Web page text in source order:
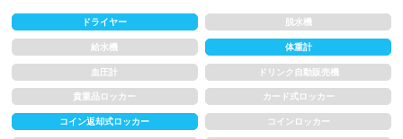
ドライヤー 脱水機
給水機 体重計
血圧計 ドリンク自動販売機
貴重品ロッカー カード式ロッカー
コイン返却式ロッカー コインロッカー
水以外の飲食禁止 タトゥー隠せばOK
歩行専用レーン レベル別コース分け
飛び込み練習OK フィン、パドルの使用OK